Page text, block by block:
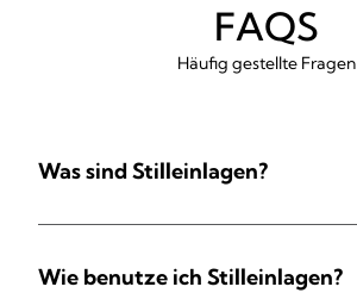
FAQS
Häufig gestellte Fragen
Was sind Stilleinlagen?
Wie benutze ich Stilleinlagen?